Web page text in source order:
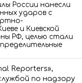
России нанесли
ударов с
и Киевской
РФ, целью стали
Reporters»,
по надзору